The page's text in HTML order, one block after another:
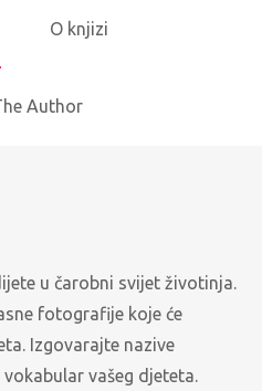
O knjizi
Author
u čarobni svijet životinja.
fotografije koje će
Izgovarajte nazive
vašeg djeteta.